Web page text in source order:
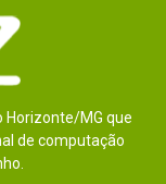
Horizonte/MG que
de computação